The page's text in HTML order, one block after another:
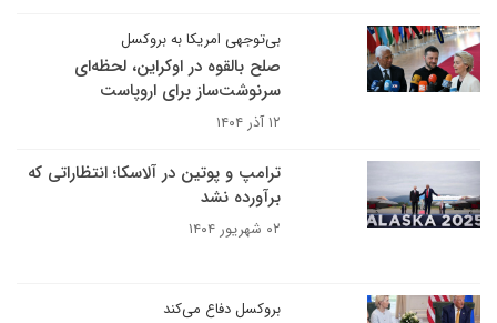
بی‌توجهی امریکا به بروکسل
صلح بالقوه در اوکراین، لحظه‌ای
سرنوشت‌ساز برای اروپاست
۱۲ آذر ۱۴۰۴
ترامپ و پوتین در آلاسکا؛ انتظاراتی که
برآورده نشد
۰۲ شهریور ۱۴۰۴
بروکسل دفاع می‌کند